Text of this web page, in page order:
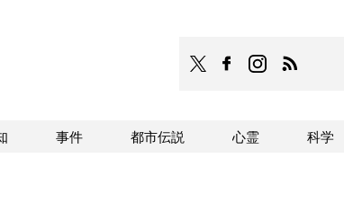
TOCANAのFacebook
TOCANAの
事件 都市伝説 心霊 科学